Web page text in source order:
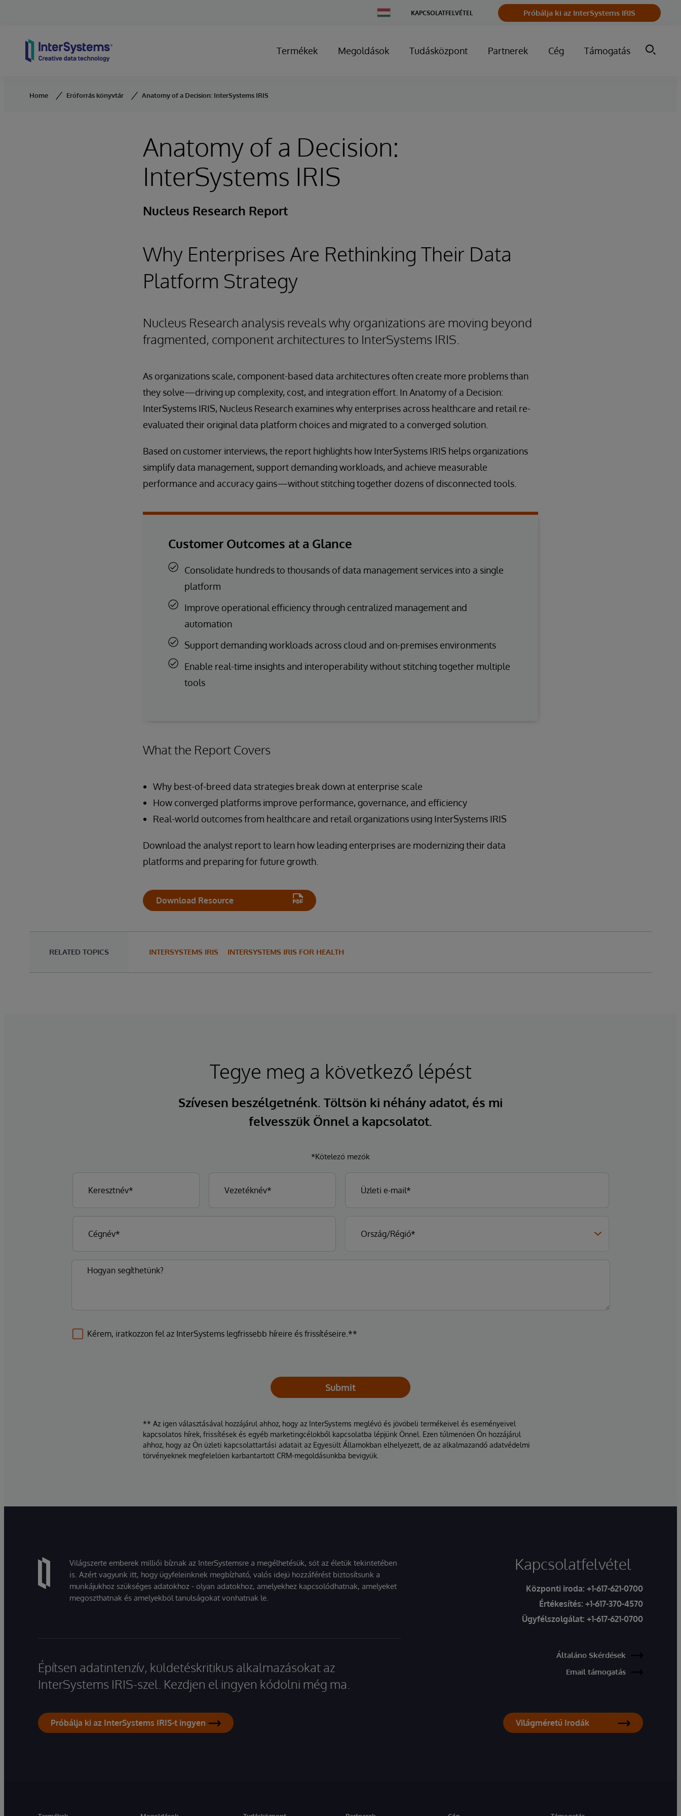
Change
Country
KAPCSOLATFELVÉTEL Próbálja ki az InterSystems IRIS
Termékek Megoldások Tudásközpont Partnerek Cég Támogatás
Home Erőforrás könyvtár Anatomy of a Decision: InterSystems IRIS
Anatomy of a Decision:
InterSystems IRIS
Nucleus Research Report
Why Enterprises Are Rethinking Their Data
Platform Strategy
Nucleus Research analysis reveals why organizations are moving beyond
fragmented, component architectures to InterSystems IRIS.
As organizations scale, component-based data architectures often create more problems than
they solve—driving up complexity, cost, and integration effort. In Anatomy of a Decision:
InterSystems IRIS, Nucleus Research examines why enterprises across healthcare and retail re-
evaluated their original data platform choices and migrated to a converged solution.
Based on customer interviews, the report highlights how InterSystems IRIS helps organizations
simplify data management, support demanding workloads, and achieve measurable
performance and accuracy gains—without stitching together dozens of disconnected tools.
Customer Outcomes at a Glance
Consolidate hundreds to thousands of data management services into a single
platform
Improve operational efficiency through centralized management and
automation
Support demanding workloads across cloud and on-premises environments
Enable real-time insights and interoperability without stitching together multiple
tools
What the Report Covers
Why best-of-breed data strategies break down at enterprise scale
How converged platforms improve performance, governance, and efficiency
Real-world outcomes from healthcare and retail organizations using InterSystems IRIS
Download the analyst report to learn how leading enterprises are modernizing their data
platforms and preparing for future growth.
Download Resource
RELATED TOPICS INTERSYSTEMS IRIS INTERSYSTEMS IRIS FOR HEALTH
Tegye meg a következő lépést
Szívesen beszélgetnénk. Töltsön ki néhány adatot, és mi
felvesszük Önnel a kapcsolatot.
*Kötelező mezők
Kérem, iratkozzon fel az InterSystems legfrissebb híreire és frissítéseire.**
Submit
** Az igen választásával hozzájárul ahhoz, hogy az InterSystems meglévő és jövőbeli termékeivel és eseményeivel
kapcsolatos hírek, frissítések és egyéb marketingcélokból kapcsolatba lépjünk Önnel. Ezen túlmenően Ön hozzájárul
ahhoz, hogy az Ön üzleti kapcsolattartási adatait az Egyesült Államokban elhelyezett, de az alkalmazandó adatvédelmi
törvényeknek megfelelően karbantartott CRM-megoldásunkba bevigyük.
Világszerte emberek milliói bíznak az InterSystemsre a megélhetésük, sőt az életük tekintetében
is. Azért vagyunk itt, hogy ügyfeleinknek megbízható, valós idejű hozzáférést biztosítsunk a
munkájukhoz szükséges adatokhoz - olyan adatokhoz, amelyekhez kapcsolódhatnak, amelyeket
megoszthatnak és amelyekből tanulságokat vonhatnak le.
Építsen adatintenzív, küldetéskritikus alkalmazásokat az
InterSystems IRIS-szel. Kezdjen el ingyen kódolni még ma.
Próbálja ki az InterSystems IRIS-t ingyen
Kapcsolatfelvétel
Központi iroda: +1-617-621-0700
Értékesítés: +1-617-370-4570
Ügyfélszolgálat: +1-617-621-0700
Általáno Skérdések
Email támogatás
Világméretű Irodák